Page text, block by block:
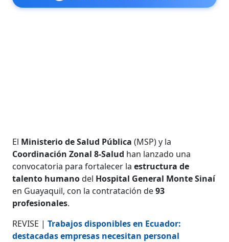
El Ministerio de Salud Pública (MSP) y la
Coordinación Zonal 8-Salud han lanzado una
convocatoria para fortalecer laestructura de
talento humanodel Hospital General Monte Sinaí
en Guayaquil, con la contratación de93
profesionales.
REVISE |Trabajos disponibles en Ecuador:
destacadas empresas necesitan personal